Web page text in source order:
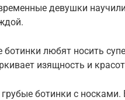
девушки
любят носить
изящность и
ботинки с